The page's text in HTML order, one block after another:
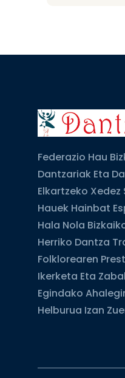
Federazio Hau
Dantzariak Eta
Elkartzeko Xedez
Hauek Hainbat
Hala Nola
Herriko Dantza
Folklorearen
Ikerketa Eta
Egindako
Helburua Izan